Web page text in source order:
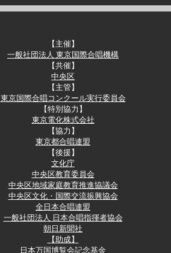
【主催】
一般社団法人 東京国際合唱機構
【共催】​
中央区
【主管】
東京国際合唱コンクール実行委員会
​【特別協力】
東京電化株式会社
​【協力】
東京都合唱連盟
【後援】​
文化庁
中央区教育委員会
中央区地域家庭教育推進協議会
中央区文化・国際交流振興協会
全日本合唱連盟
一般社団法人 日本合唱指揮者協会
​朝日新聞社
【助成】
日本万国博覧会記念基金